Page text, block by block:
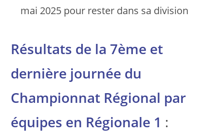
mai 2025 pour rester dans sa division
Résultats de la 7ème et
dernière journée du
Championnat Régional par
équipes en Régionale 1 :